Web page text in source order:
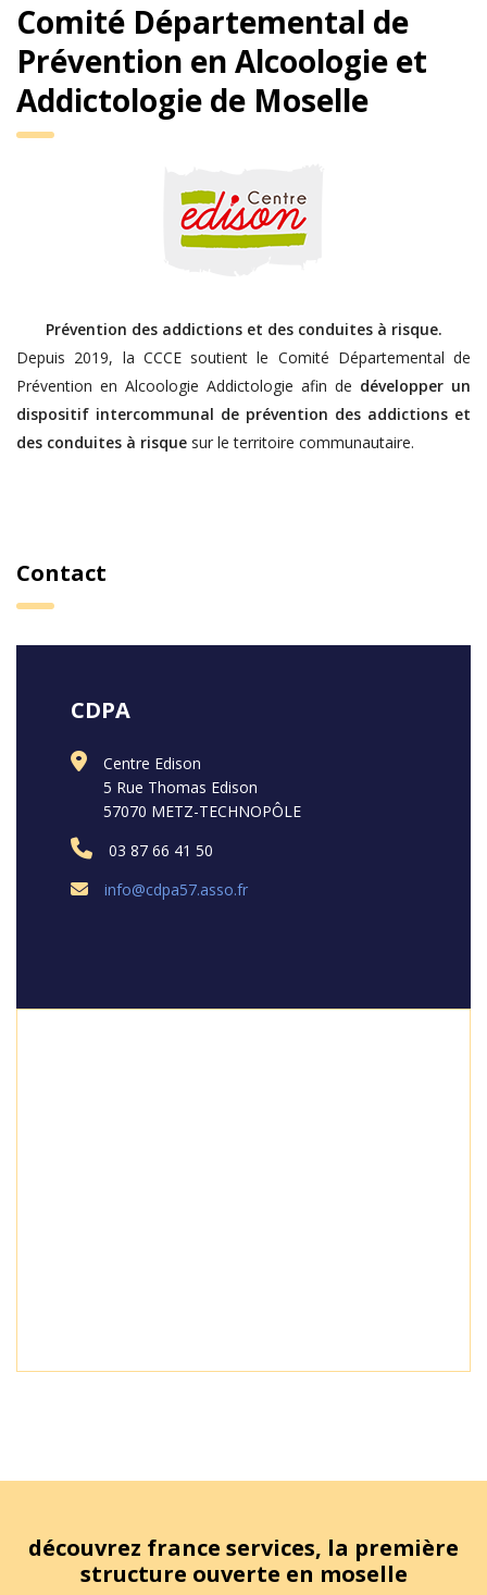
Comité Départemental de
Prévention en Alcoologie et
Addictologie de Moselle
Prévention des addictions et des conduites à risque.
Depuis 2019, la CCCE soutient le Comité Départemental de
Prévention en Alcoologie Addictologie afin de développer un
dispositif intercommunal de prévention des addictions et
des conduites à risque sur le territoire communautaire.
Contact
CDPA
Centre Edison
5 Rue Thomas Edison
57070 METZ-TECHNOPÔLE
03 87 66 41 50
info@cdpa57.asso.fr
découvrez france services, la première
structure ouverte en moselle